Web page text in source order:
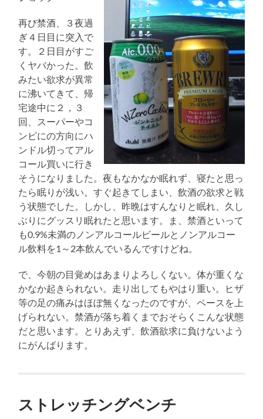
再び禁酒、３夜過
ぎ４日目に突入で
す。２日目がすご
くヤバかった。飲
みたい欲求が異常
に沸いてきて、帰
宅途中に２，３
回、スーパーやコ
ンビにの方向にハ
ンドル切ってアル
コール買いに行き
そうになりました。夜もなかなか眠れず、寝たと思っ
たら眠りが浅い。すぐ起きてしまい、飲酒の欲求と戦
う状態でした。しかし、昨晩はすんなりと眠れ、久し
ぶりにグッスリ眠れたと思います。ま、禁酒といって
も0.9%未満のノンアルコールビールとノンアルコー
ル飲料を1～2本飲んでいるんですけどね。
で、今朝の目覚めはあまりよろしくない。体が重くな
かなか起きられない。走り出してもやはり重い。ヒザ
等の足の痛みはほぼ無くなったのですが、ペースを上
げられない。禁酒が落ち着くまでおそらくこんな状態
だと思います。とりあえず、飲酒欲求に負けないよう
にがんばります。
ストレッチングベンチ